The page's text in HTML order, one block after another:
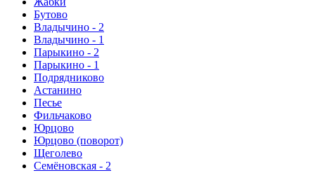
Бутово
Владычино - 2
Владычино - 1
Парыкино - 2
Парыкино - 1
Подрядниково
Астанино
Песье
Фильчаково
Юрцово
Юрцово (поворот)
Щеголево
Семёновская - 2